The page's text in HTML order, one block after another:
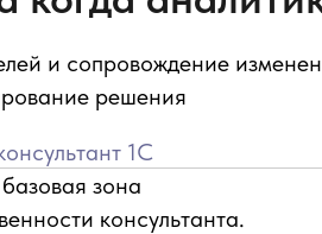
и сопровождение
решения
1С
зона
консультанта.